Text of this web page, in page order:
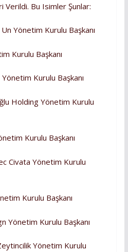
Verildi. Bu Isimler Şunlar:
Yönetim Kurulu Başkanı
Kurulu Başkanı
Kurulu Başkanı
Holding Yönetim Kurulu
Kurulu Başkanı
Civata Yönetim Kurulu
Kurulu Başkanı
Yönetim Kurulu Başkanı
Yönetim Kurulu